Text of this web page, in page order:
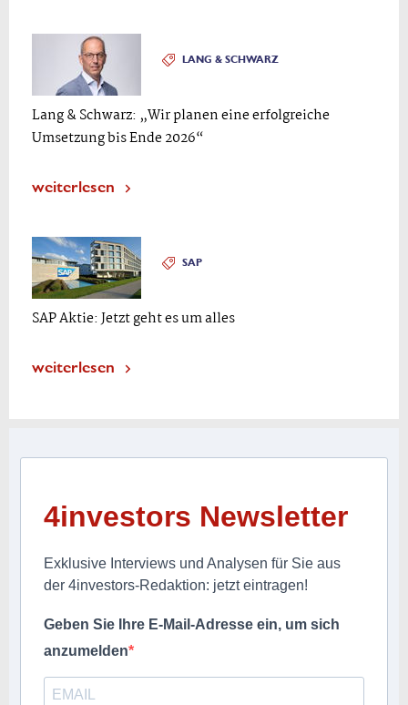
LANG & SCHWARZ
Lang & Schwarz: „Wir planen eine erfolgreiche
Umsetzung bis Ende 2026“
weiterlesen
SAP
SAP Aktie: Jetzt geht es um alles
weiterlesen
4investors Newsletter
Exklusive Interviews und Analysen für Sie aus
der 4investors-Redaktion: jetzt eintragen!
Geben Sie Ihre E-Mail-Adresse ein, um sich
anzumelden